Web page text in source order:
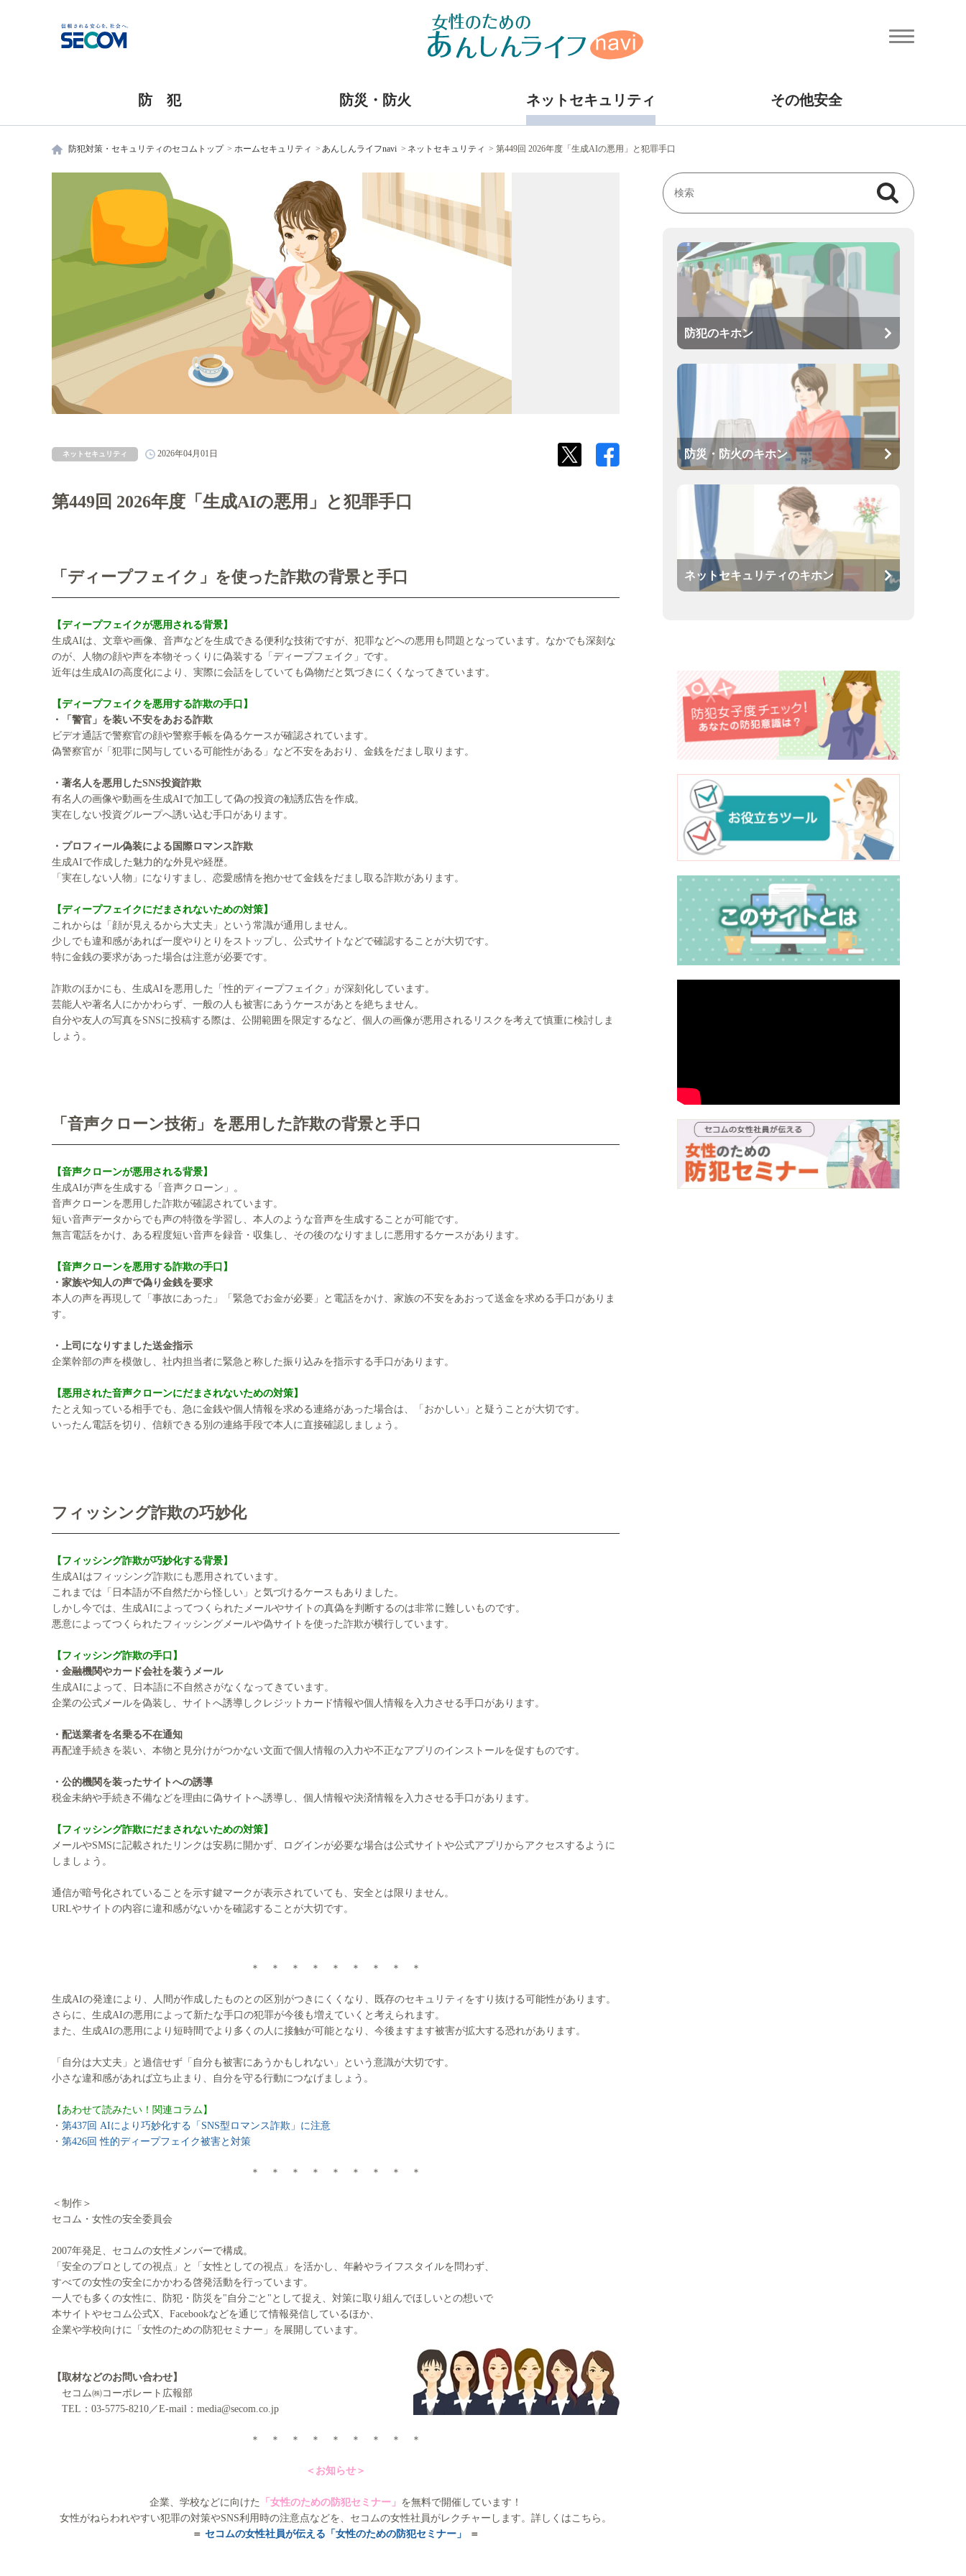
防 犯 防災・防火 ネットセキュリティ その他安全
防犯対策・セキュリティのセコムトップ ホームセキュリティ あんしんライフnavi ネットセキュリティ 第449回 2026年度「生成AIの悪用」と犯罪手口
ネットセキュリティ 2026年04月01日
第449回 2026年度「生成AIの悪用」と犯罪手口
「ディープフェイク」を使った詐欺の背景と手口
【ディープフェイクが悪用される背景】
生成AIは、文章や画像、音声などを生成できる便利な技術ですが、犯罪などへの悪用も問題となっています。なかでも深刻な
のが、人物の顔や声を本物そっくりに偽装する「ディープフェイク」です。
近年は生成AIの高度化により、実際に会話をしていても偽物だと気づきにくくなってきています。
【ディープフェイクを悪用する詐欺の手口】
・「警官」を装い不安をあおる詐欺
ビデオ通話で警察官の顔や警察手帳を偽るケースが確認されています。
偽警察官が「犯罪に関与している可能性がある」など不安をあおり、金銭をだまし取ります。
・著名人を悪用したSNS投資詐欺
有名人の画像や動画を生成AIで加工して偽の投資の勧誘広告を作成。
実在しない投資グループへ誘い込む手口があります。
・プロフィール偽装による国際ロマンス詐欺
生成AIで作成した魅力的な外見や経歴。
「実在しない人物」になりすまし、恋愛感情を抱かせて金銭をだまし取る詐欺があります。
【ディープフェイクにだまされないための対策】
これからは「顔が見えるから大丈夫」という常識が通用しません。
少しでも違和感があれば一度やりとりをストップし、公式サイトなどで確認することが大切です。
特に金銭の要求があった場合は注意が必要です。
詐欺のほかにも、生成AIを悪用した「性的ディープフェイク」が深刻化しています。
芸能人や著名人にかかわらず、一般の人も被害にあうケースがあとを絶ちません。
自分や友人の写真をSNSに投稿する際は、公開範囲を限定するなど、個人の画像が悪用されるリスクを考えて慎重に検討しま
しょう。
「音声クローン技術」を悪用した詐欺の背景と手口
【音声クローンが悪用される背景】
生成AIが声を生成する「音声クローン」。
音声クローンを悪用した詐欺が確認されています。
短い音声データからでも声の特徴を学習し、本人のような音声を生成することが可能です。
無言電話をかけ、ある程度短い音声を録音・収集し、その後のなりすましに悪用するケースがあります。
【音声クローンを悪用する詐欺の手口】
・家族や知人の声で偽り金銭を要求
本人の声を再現して「事故にあった」「緊急でお金が必要」と電話をかけ、家族の不安をあおって送金を求める手口がありま
す。
・上司になりすました送金指示
企業幹部の声を模倣し、社内担当者に緊急と称した振り込みを指示する手口があります。
【悪用された音声クローンにだまされないための対策】
たとえ知っている相手でも、急に金銭や個人情報を求める連絡があった場合は、「おかしい」と疑うことが大切です。
いったん電話を切り、信頼できる別の連絡手段で本人に直接確認しましょう。
フィッシング詐欺の巧妙化
【フィッシング詐欺が巧妙化する背景】
生成AIはフィッシング詐欺にも悪用されています。
これまでは「日本語が不自然だから怪しい」と気づけるケースもありました。
しかし今では、生成AIによってつくられたメールやサイトの真偽を判断するのは非常に難しいものです。
悪意によってつくられたフィッシングメールや偽サイトを使った詐欺が横行しています。
【フィッシング詐欺の手口】
・金融機関やカード会社を装うメール
生成AIによって、日本語に不自然さがなくなってきています。
企業の公式メールを偽装し、サイトへ誘導しクレジットカード情報や個人情報を入力させる手口があります。
・配送業者を名乗る不在通知
再配達手続きを装い、本物と見分けがつかない文面で個人情報の入力や不正なアプリのインストールを促すものです。
・公的機関を装ったサイトへの誘導
税金未納や手続き不備などを理由に偽サイトへ誘導し、個人情報や決済情報を入力させる手口があります。
【フィッシング詐欺にだまされないための対策】
メールやSMSに記載されたリンクは安易に開かず、ログインが必要な場合は公式サイトや公式アプリからアクセスするように
しましょう。
通信が暗号化されていることを示す鍵マークが表示されていても、安全とは限りません。
URLやサイトの内容に違和感がないかを確認することが大切です。
＊ ＊ ＊ ＊ ＊ ＊ ＊ ＊ ＊
生成AIの発達により、人間が作成したものとの区別がつきにくくなり、既存のセキュリティをすり抜ける可能性があります。
さらに、生成AIの悪用によって新たな手口の犯罪が今後も増えていくと考えられます。
また、生成AIの悪用により短時間でより多くの人に接触が可能となり、今後ますます被害が拡大する恐れがあります。
「自分は大丈夫」と過信せず「自分も被害にあうかもしれない」という意識が大切です。
小さな違和感があれば立ち止まり、自分を守る行動につなげましょう。
【あわせて読みたい！関連コラム】
・ 第437回 AIにより巧妙化する「SNS型ロマンス詐欺」に注意
・ 第426回 性的ディープフェイク被害と対策
＊ ＊ ＊ ＊ ＊ ＊ ＊ ＊ ＊
＜制作＞
セコム・女性の安全委員会
2007年発足、セコムの女性メンバーで構成。
「安全のプロとしての視点」と「女性としての視点」を活かし、年齢やライフスタイルを問わず、
すべての女性の安全にかかわる啓発活動を行っています。
一人でも多くの女性に、防犯・防災を"自分ごと"として捉え、対策に取り組んでほしいとの想いで
本サイトやセコム公式X、Facebookなどを通じて情報発信しているほか、
企業や学校向けに「女性のための防犯セミナー」を展開しています。
【取材などのお問い合わせ】
セコム㈱コーポレート広報部
TEL：03-5775-8210／E-mail：media@secom.co.jp
＊ ＊ ＊ ＊ ＊ ＊ ＊ ＊ ＊
＜お知らせ＞
企業、学校などに向けた 「女性のための防犯セミナー」 を無料で開催しています！
女性がねらわれやすい犯罪の対策やSNS利用時の注意点などを、セコムの女性社員がレクチャーします。詳しくはこちら。
＝ セコムの女性社員が伝える「女性のための防犯セミナー」 ＝
検索キーワード入力
検索
防犯のキホン
防災・防火のキホン
ネットセキュリティのキホン